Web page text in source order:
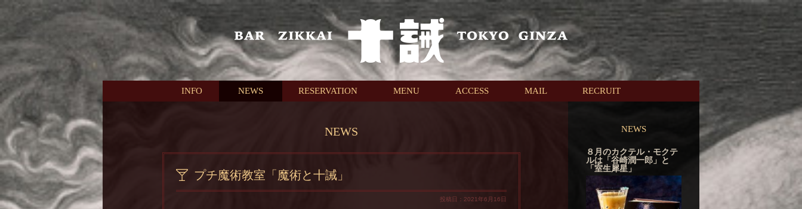
本文へスキップ
INFO NEWS RESERVATION MENU ACCESS MAIL RECRUIT
NEWS
プチ魔術教室「魔術と十誡」
投稿日：2021年6月16日
NEWS
８月のカクテル・モクテ
ルは「谷崎潤一郎」と
「室生犀星」